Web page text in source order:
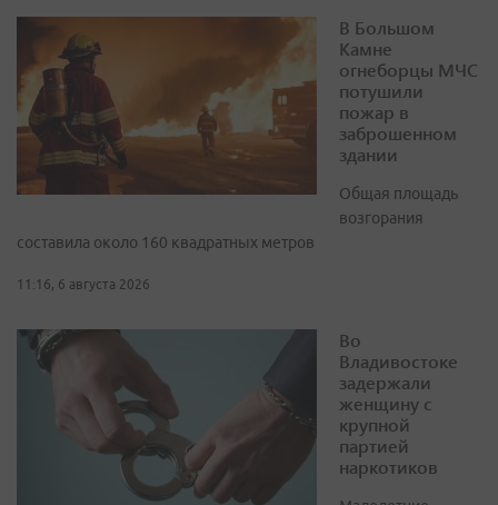
В Большом
Камне
огнеборцы МЧС
потушили
пожар в
заброшенном
здании
Общая площадь
возгорания
составила около 160 квадратных метров
11:16, 6 августа 2026
Во
Владивостоке
задержали
женщину с
крупной
партией
наркотиков